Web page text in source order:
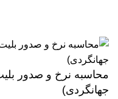
محاسبه نرخ و صدور
جهانگردی)